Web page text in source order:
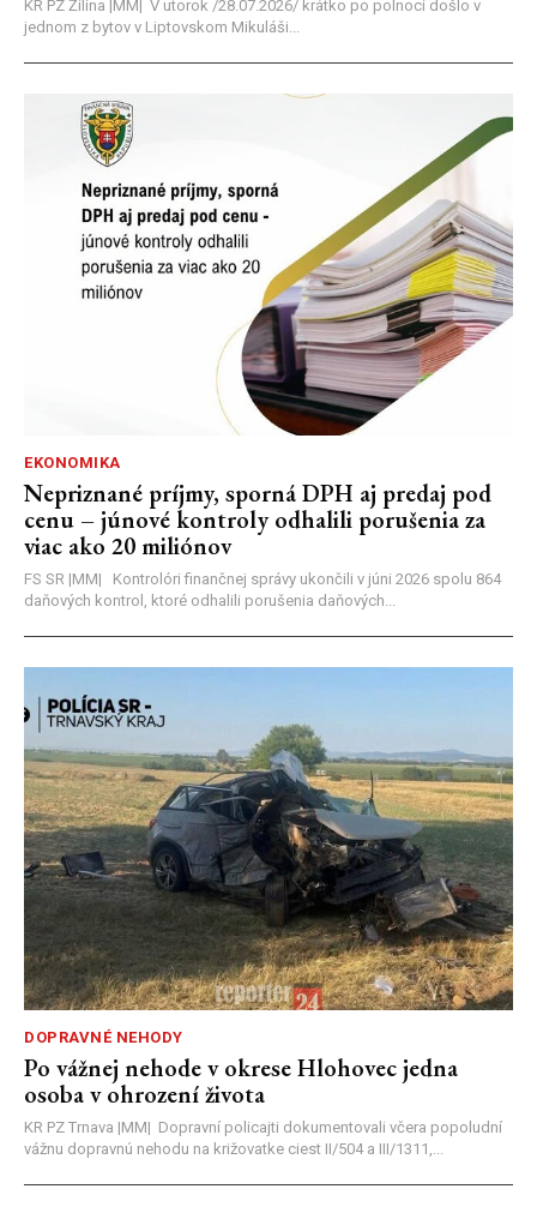
KR PZ Žilina |MM| V utorok /28.07.2026/ krátko po polnoci došlo v
jednom z bytov v Liptovskom Mikuláši...
EKONOMIKA
Nepriznané príjmy, sporná DPH aj predaj pod
cenu – júnové kontroly odhalili porušenia za
viac ako 20 miliónov
FS SR |MM| Kontrolóri finančnej správy ukončili v júni 2026 spolu 864
daňových kontrol, ktoré odhalili porušenia daňových...
DOPRAVNÉ NEHODY
Po vážnej nehode v okrese Hlohovec jedna
osoba v ohrození života
KR PZ Trnava |MM| Dopravní policajti dokumentovali včera popoludní
vážnu dopravnú nehodu na križovatke ciest II/504 a III/1311,...